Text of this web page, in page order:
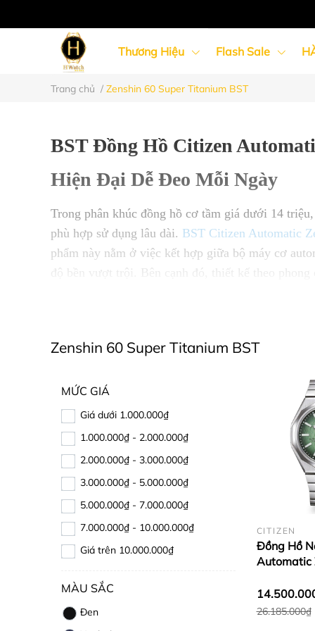
Thương Hiệu Flash Sale
Đồng Hồ Nữ
Trang chủ / Zenshin 60 Super Titanium BST
BST Đồng Hồ Citizen
Hiện Đại Dễ Đeo Mỗi Ngày
Trong phân khúc đồng hồ cơ tầm giá dưới 14
phù hợp sử dụng lâu dài. BST Citizen Automatic
phẩm này nằm ở việc kết hợp giữa bộ máy cơ
độ bền vượt trội. Bên cạnh đó, thiết kế theo
lựa chọn lý tưởng cho những ai muốn sở hữu một
Zenshin 60 Super Titanium BST
MỨC GIÁ
Giá dưới 1.000.000₫
1.000.000₫ - 2.000.000₫
2.000.000₫ - 3.000.000₫
3.000.000₫ - 5.000.000₫
5.000.000₫ - 7.000.000₫
7.000.000₫ - 10.000.000₫
Giá trên 10.000.000₫
MÀU SẮC
Đen
CITIZEN
Đồng Hồ
Automatic
58X
26.185.000₫